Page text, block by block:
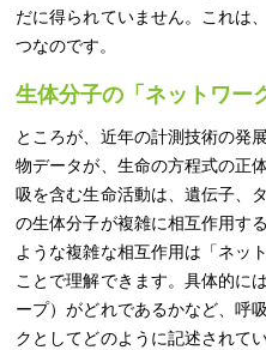
だに得られていません。これは
つなのです。
生体分子の「ネットワー
ところが、近年の計測技術の発
物データが、生命の方程式の正
吸を含む生命活動は、遺伝子、
の生体分子が複雑に相互作用す
ような複雑な相互作用は「ネッ
ことで理解できます。具体的に
ープ）がどれであるかなど、呼
クとしてどのように記述されて